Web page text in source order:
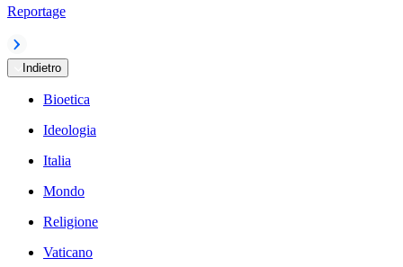
Reportage
Indietro
Bioetica
Ideologia
Italia
Mondo
Religione
Vaticano